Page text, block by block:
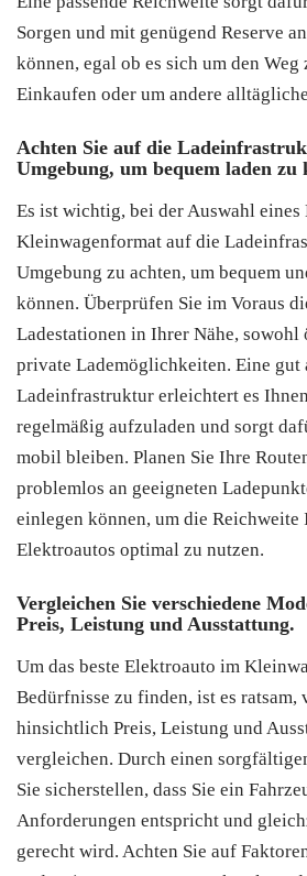
Sorgen und mit genügend Reserve
können, egal ob es sich um den
Einkaufen oder um andere
Achten Sie auf die
Umgebung, um bequem laden zu
Es ist wichtig, bei der Auswahl eines
Kleinwagenformat auf die
Umgebung zu achten, um bequem
können. Überprüfen Sie im Voraus
Ladestationen in Ihrer Nähe,
private Lademöglichkeiten. Eine gut
Ladeinfrastruktur erleichtert es
regelmäßig aufzuladen und sorgt
mobil bleiben. Planen Sie Ihre
problemlos an geeigneten
einlegen können, um die
Elektroautos optimal zu nutzen.
Vergleichen Sie verschiedene
Preis, Leistung und Ausstattung.
Um das beste Elektroauto im
Bedürfnisse zu finden, ist es ratsam,
hinsichtlich Preis, Leistung und
vergleichen. Durch einen
Sie sicherstellen, dass Sie ein
Anforderungen entspricht und
gerecht wird. Achten Sie auf